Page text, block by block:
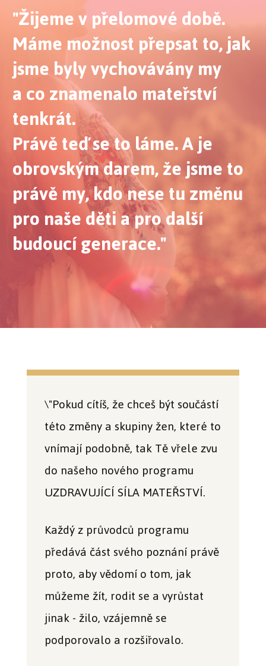
"Žijeme v přelomové době.
Máme možnost přepsat to, jak
jsme byly vychovávány my
a co znamenalo mateřství
tenkrát.
Právě teď se to láme. A je
obrovským darem, že jsme to
právě my, kdo nese tu změnu
pro naše děti a pro další
budoucí generace."
\"Pokud cítíš, že chceš být součástí
této změny a skupiny žen, které to
vnímají podobně, tak Tě vřele zvu
do našeho nového programu
UZDRAVUJÍCÍ SÍLA MATEŘSTVÍ.
Každý z průvodců programu
předává část svého poznání právě
proto, aby vědomí o tom, jak
můžeme žít, rodit se a vyrůstat
jinak - žilo, vzájemně se
podporovalo a rozšiřovalo.